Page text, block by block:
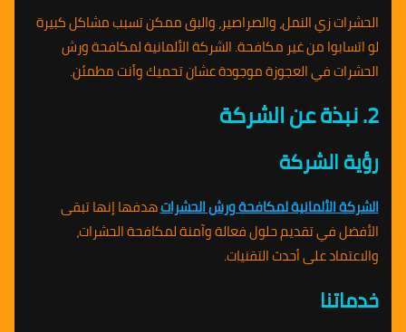
الحشرات زي النمل، والصراصير، والبق ممكن تسبب مشاكل كبيرة
لو اتسابوا من غير مكافحة. الشركة الألمانية لمكافحة ورش
الحشرات في العجوزة موجودة عشان تحميك وأنت مطمئن.
2. نبذة عن الشركة
رؤية الشركة
الشركة الألمانية لمكافحة ورش الحشراتهدفها إنها تبقى
الأفضل في تقديم حلول فعالة وآمنة لمكافحة الحشرات،
والاعتماد على أحدث التقنيات.
خدماتنا